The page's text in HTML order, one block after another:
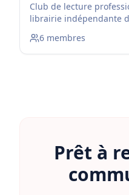
Club de lecture
librairie indépendante
essais et des coups de
6 membres
Prêt à